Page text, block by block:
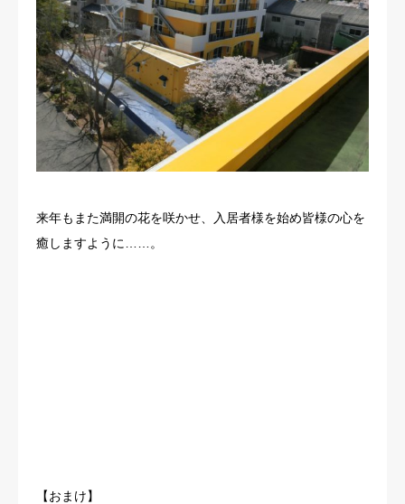
来年もまた満開の花を咲かせ、入居者様を始め皆様の心を
癒しますように……。
【おまけ】